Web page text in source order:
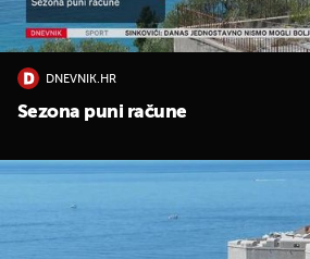
DNEVNIK.HR
Sezona puni račune